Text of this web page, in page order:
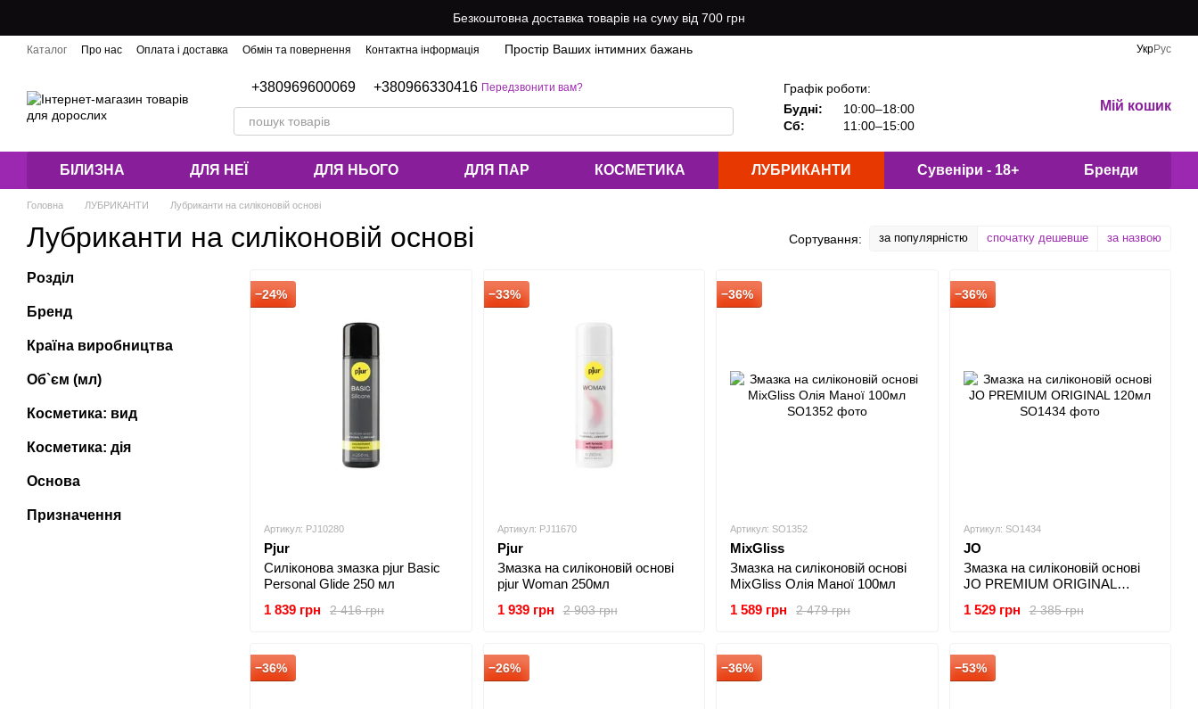
Безкоштовна доставка товарів на суму від 700 грн
Каталог Про нас Оплата і доставка Обмін та повернення
Контактна інформація
Простір Ваших інтимних бажань УкрРус
+380969600069 +380966330416 Передзвонити вам?
Графік роботи:
Будні:
10:00–18:00
Сб:
11:00–15:00
Мій кошик
БІЛИЗНА ДЛЯ НЕЇ ДЛЯ НЬОГО ДЛЯ ПАР КОСМЕТИКА ЛУБРИКАНТИ Сувеніри - 18+ Бренди
Головна ЛУБРИКАНТИ Лубриканти на силіконовій основі
Лубриканти на силіконовій основі Сортування: за популярністю спочатку дешевше за назвою
−24%
Артикул: PJ10280
Pjur
Силіконова змазка pjur Basic
Personal Glide 250 мл
2 416 грн
1 839 грн
−33%
Артикул: PJ11670
Pjur
Змазка на силіконовій основі
pjur Woman 250мл
2 903 грн
1 939 грн
−36%
Артикул: SO1352
MixGliss
Змазка на силіконовій основі
MixGliss Олія Маної 100мл
2 479 грн
1 589 грн
−36%
Артикул: SO1434
JO
Змазка на силіконовій основі
JO PREMIUM ORIGINAL
2 385 грн
1 529 грн
−36% −26% −36% −53%
Розділ
Бренд
Країна виробництва
Об`єм (мл)
Косметика: вид
Косметика: дія
Основа
Призначення